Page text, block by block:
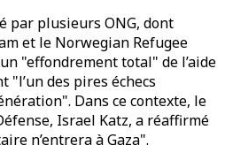
par plusieurs ONG, dont
et le Norwegian Refugee
"effondrement total" de l’aide
"l’un des pires échecs
Dans ce contexte, le
Israel Katz, a réaffirmé
n’entrera à Gaza".